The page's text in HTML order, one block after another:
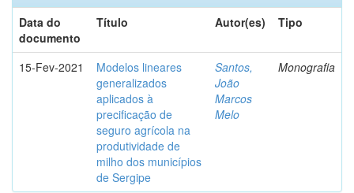
Data do
documento
Título Autor(es) Tipo
15-Fev-2021
Modelos lineares
generalizados
aplicados à
precificação de
seguro agrícola na
produtividade de
milho dos municípios
de Sergipe
Santos,
João
Marcos
Melo
Monografia